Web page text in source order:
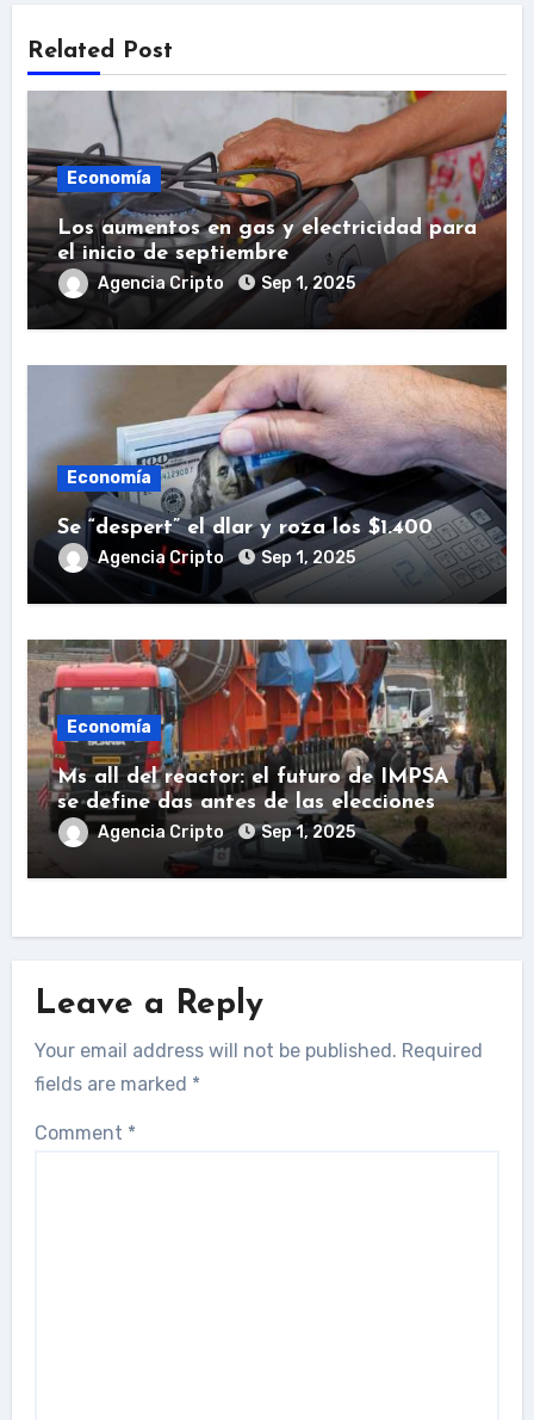
Related Post
Economía
Los aumentos en gas y electricidad para
el inicio de septiembre
Agencia Cripto Sep 1, 2025
Economía
Se “despert” el dlar y roza los $1.400
Agencia Cripto Sep 1, 2025
Economía
Ms all del reactor: el futuro de IMPSA
se define das antes de las elecciones
Agencia Cripto Sep 1, 2025
Leave a Reply
Your email address will not be published. Required
fields are marked *
Comment *